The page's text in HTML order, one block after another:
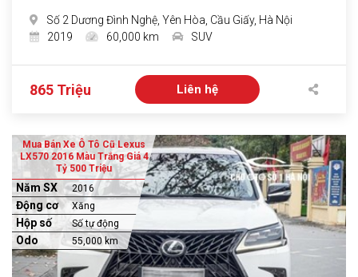
Số 2 Dương Đình Nghệ, Yên Hòa, Cầu Giấy, Hà Nội
2019
60,000 km SUV
865 Triệu Liên hệ
Mua Bán Xe Ô Tô Cũ Lexus
LX570 2016 Màu Trắng Giá 4
Tỷ 500 Triệu
Năm SX 2016
Động cơ Xăng
Hộp số Số tự động
Odo 55,000 km